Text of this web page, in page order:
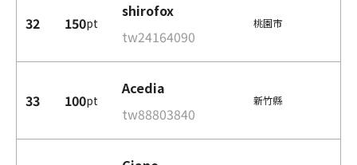
32 150pt
shirofox
tw24164090
桃園市
33 100pt
Acedia
tw88803840
新竹縣